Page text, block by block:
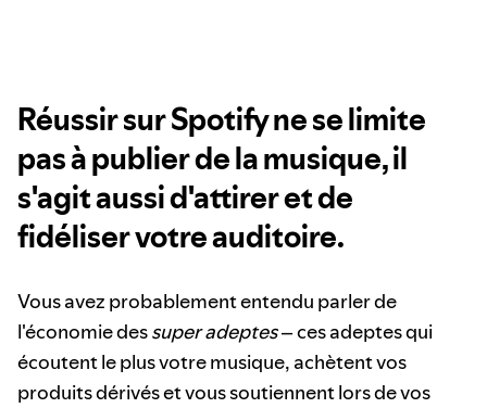
Réussir sur Spotify ne se limite
pas à publier de la musique, il
s'agit aussi d'attirer et de
fidéliser votre auditoire.
Vous avez probablement entendu parler de
l'économie dessuper adeptes– ces adeptes qui
écoutent le plus votre musique, achètent vos
produits dérivés et vous soutiennent lors de vos